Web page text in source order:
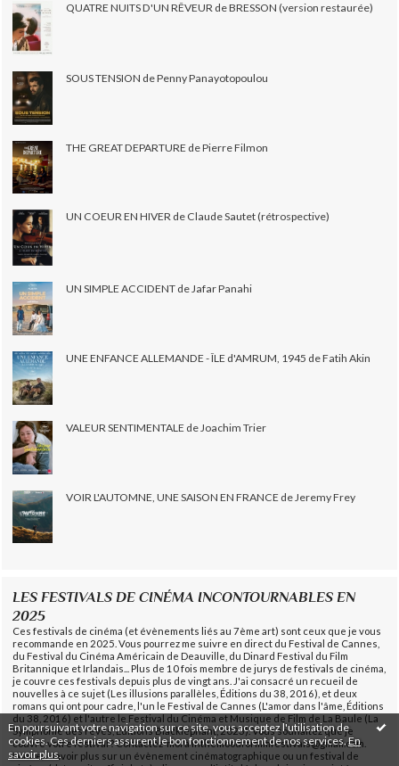
En poursuivant votre navigation sur ce site, vous acceptez l'utilisation de
cookies. Ces derniers assurent le bon fonctionnement de nos services.En
savoir plus.
QUATRE NUITS D'UN RÊVEUR de BRESSON (version restaurée)
SOUS TENSION de Penny Panayotopoulou
THE GREAT DEPARTURE de Pierre Filmon
UN COEUR EN HIVER de Claude Sautet (rétrospective)
UN SIMPLE ACCIDENT de Jafar Panahi
UNE ENFANCE ALLEMANDE - ÎLE d'AMRUM, 1945 de Fatih Akin
VALEUR SENTIMENTALE de Joachim Trier
VOIR L'AUTOMNE, UNE SAISON EN FRANCE de Jeremy Frey
LES FESTIVALS DE CINÉMA INCONTOURNABLES EN
2025
Ces festivals de cinéma (et évènements liés au 7ème art) sont ceux que je vous
recommande en 2025. Vous pourrez me suivre en direct du Festival de Cannes,
du Festival du Cinéma Américain de Deauville, du Dinard Festival du Film
Britannique et Irlandais... Plus de 10 fois membre de jurys de festivals de cinéma,
je couvre ces festivals depuis plus de vingt ans. J'ai consacré un recueil de
nouvelles à ce sujet (Les illusions parallèles, Éditions du 38, 2016), et deux
romans qui ont pour cadre, l'un le Festival de Cannes (L'amor dans l'âme, Éditions
du 38, 2016) et l'autre le Festival du Cinéma et Musique de Film de La Baule (La
Symphonie des rêves, Éditions Blacklephant, 2023). Vous souhaitez que je
couvre votre festival ? Contactez-moi à inthemoodforfilmfestivals@gmail.com.
Pour en savoir plus sur un évènement cinématographique ou un festival de